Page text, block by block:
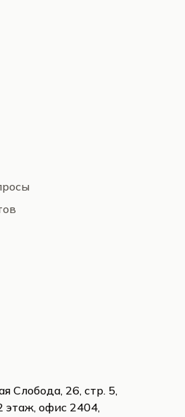
Слобода, 26, стр. 5,
этаж, офис 2404,